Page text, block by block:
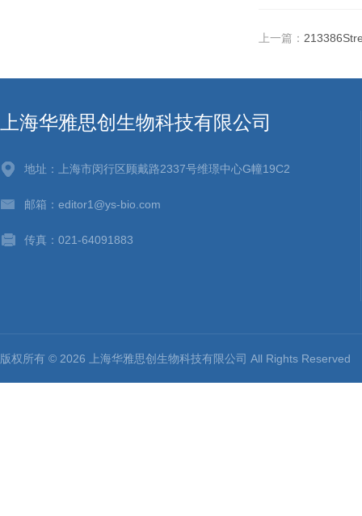
上一篇：
上海华雅思创生物科技有限公司
地址：上海市闵行区顾戴路2337号维璟中心G幢19C2
邮箱：editor1@ys-bio.com
传真：021-64091883
版权所有 © 2026 上海华雅思创生物科技有限公司 All Rights